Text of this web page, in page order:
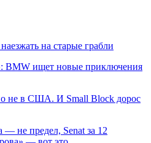
на старые грабли
BMW ищет новые приключения
не в США. И Small Block дорос
— не предел, Senat за 12